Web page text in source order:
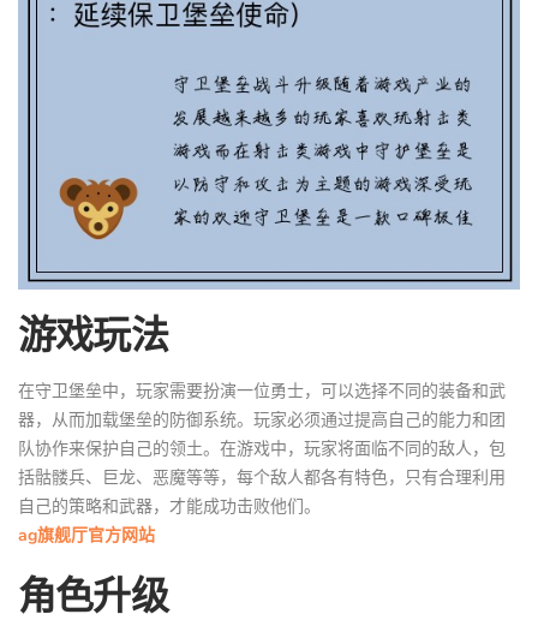
游戏玩法
在守卫堡垒中，玩家需要扮演一位勇士，可以选择不同的装备和武
器，从而加载堡垒的防御系统。玩家必须通过提高自己的能力和团
队协作来保护自己的领土。在游戏中，玩家将面临不同的敌人，包
括骷髅兵、巨龙、恶魔等等，每个敌人都各有特色，只有合理利用
自己的策略和武器，才能成功击败他们。
ag旗舰厅官方网站
角色升级